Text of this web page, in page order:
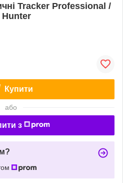
Tracker Professional /
Купити
або
з